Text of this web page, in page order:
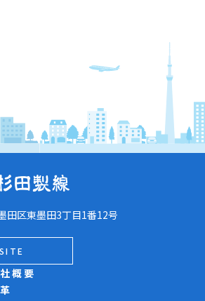
区東墨田3丁目1番12号
概要